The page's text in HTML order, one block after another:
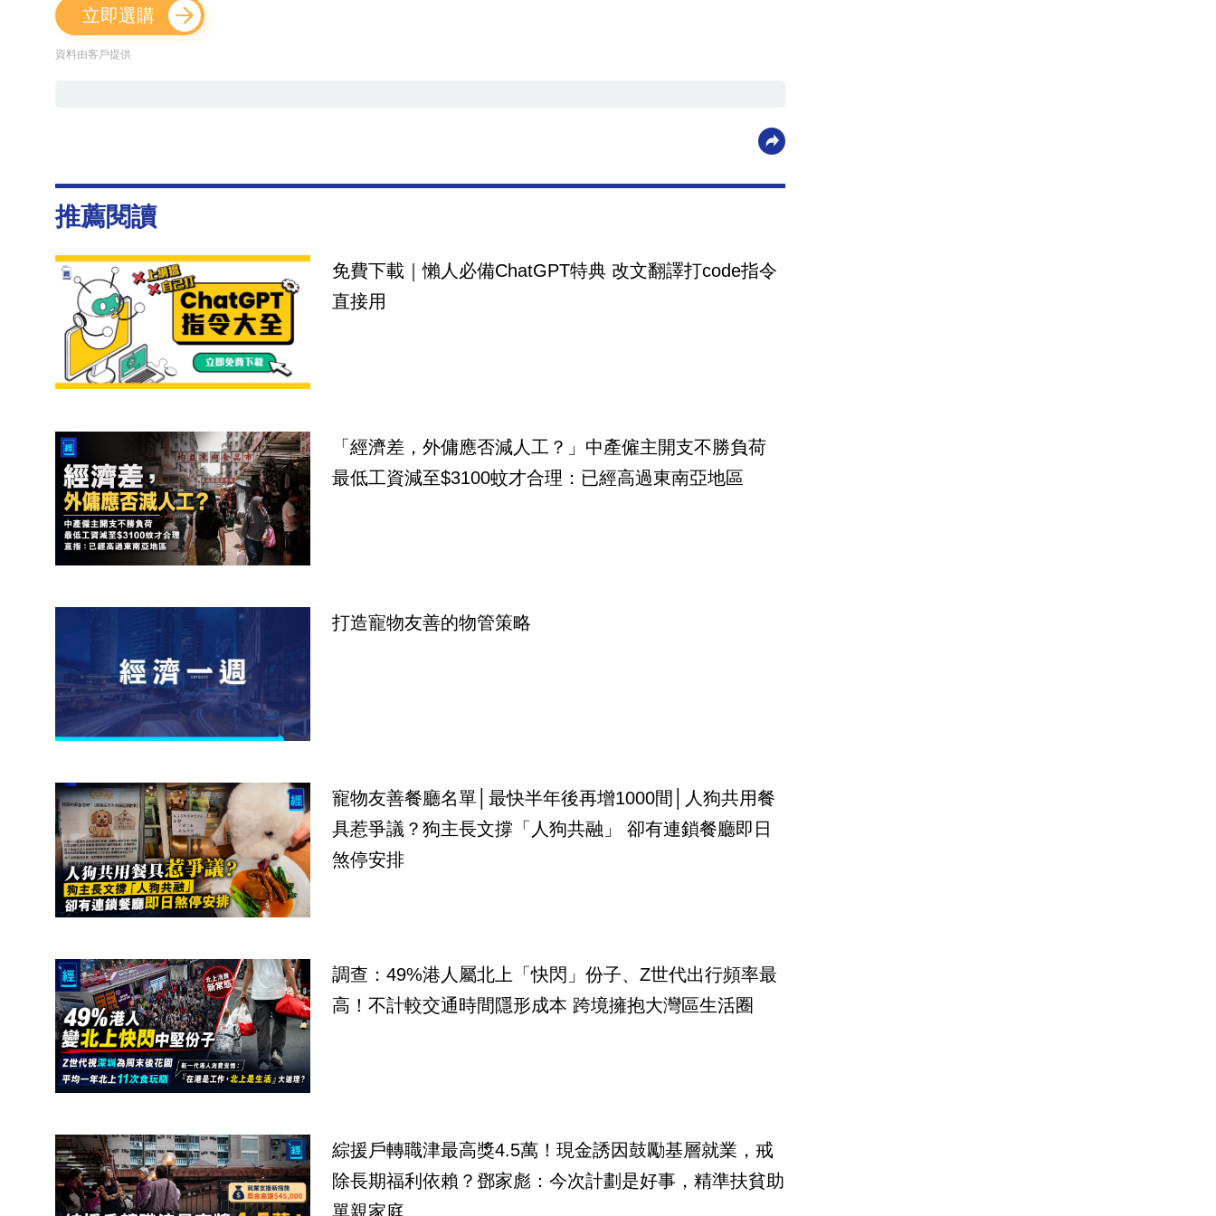
立即選購
資料由客戶提供
推薦閱讀
免費下載｜懶人必備ChatGPT特典 改文翻譯打code指令
直接用
「經濟差，外傭應否減人工？」中產僱主開支不勝負荷
最低工資減至$3100蚊才合理：已經高過東南亞地區
打造寵物友善的物管策略
寵物友善餐廳名單│最快半年後再增1000間│人狗共用餐
具惹爭議？狗主長文撐「人狗共融」 卻有連鎖餐廳即日
煞停安排
調查：49%港人屬北上「快閃」份子、Z世代出行頻率最
高！不計較交通時間隱形成本 跨境擁抱大灣區生活圈
綜援戶轉職津最高獎4.5萬！現金誘因鼓勵基層就業，戒
除長期福利依賴？鄧家彪：今次計劃是好事，精準扶貧助
單親家庭